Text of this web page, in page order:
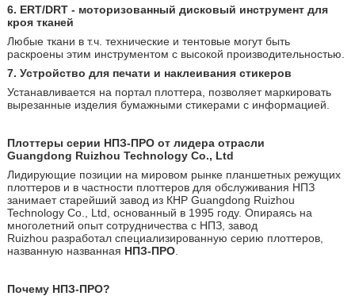
6. ERT/DRT- моторизованный дисковый инструментдля
кроя тканей
Любые ткани в т.ч. технические и тентовые могут быть
раскроены этим инструментом с высокой производительностью.
7. Устройство для печати и наклеивания стикеров
Устанавливается на портал плоттера, позволяет маркировать
вырезанные изделия бумажными стикерами с информацией.
Плоттеры серии НПЗ-ПРО от лидера отрасли
Guangdong Ruizhou Technology Co., Ltd
Лидирующие позиции на мировом рынке планшетных режущих
плоттеров и в частности плоттеров для обслуживания НПЗ
занимает старейший завод из КНР Guangdong Ruizhou
Technology Co., Ltd, основанный в 1995 году. Опираясь на
многолетний опыт сотрудничества с НПЗ, завод
Ruizhou разработал специализированную серию плоттеров,
названную названная НПЗ-ПРО.
Почему НПЗ-ПРО?